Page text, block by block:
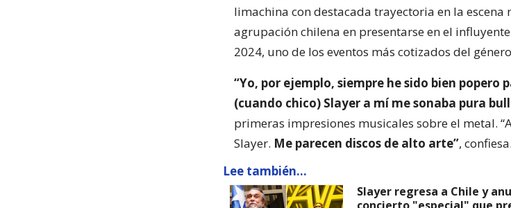
limachina con destacada trayectoria en la
agrupación chilena en presentarse en el influyente
2024, uno de los eventos más cotizados del
“Yo, por ejemplo, siempre he sido bien popero
(cuando chico) Slayer a mí me sonaba pura
primeras impresiones musicales sobre el metal.
Slayer. Me parecen discos de alto arte”, confiesa.
Lee también...
Slayer regresa a Chile y